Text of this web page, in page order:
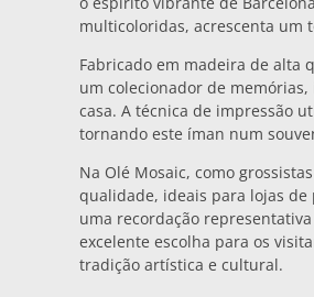
multicoloridas, acrescenta um
Fabricado em madeira de alta
um colecionador de
casa. A técnica de impressão
tornando este íman num
Na Olé Mosaic, como
qualidade, ideais para lojas
uma recordação
excelente escolha para os
tradição artística e cultural.